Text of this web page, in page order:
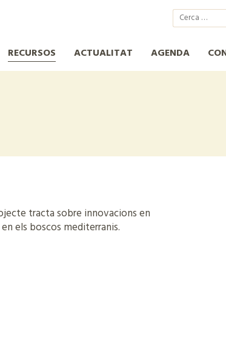
Xarxa per a la
RECURSOS ACTUALITAT AGENDA
tracta sobre innovacions en
els boscos mediterranis.